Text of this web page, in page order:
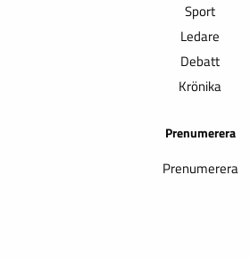
Sport
Ledare
Debatt
Krönika
Prenumerera
Prenumerera